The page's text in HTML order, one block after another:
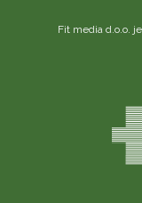
Fit media d.o.o.